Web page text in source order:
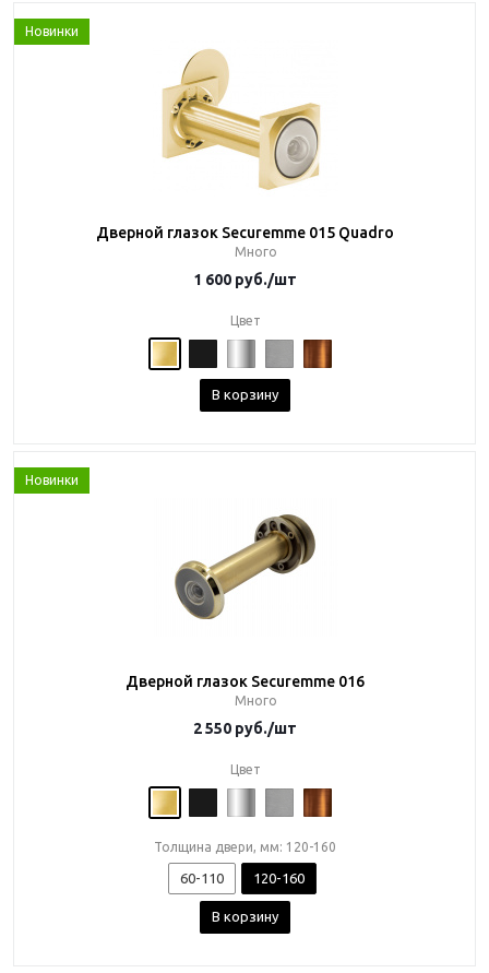
Новинки
Дверной глазок Securemme 015 Quadro
Много
1 600 руб./шт
Цвет
В корзину
Новинки
Дверной глазок Securemme 016
Много
2 550 руб./шт
Цвет
Толщина двери, мм: 120-160
60-110 120-160
В корзину